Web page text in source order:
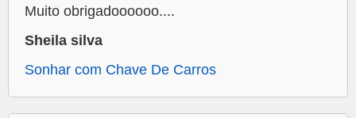
Muito obrigadoooooo....
Sheila silva
Sonhar com Chave De Carros